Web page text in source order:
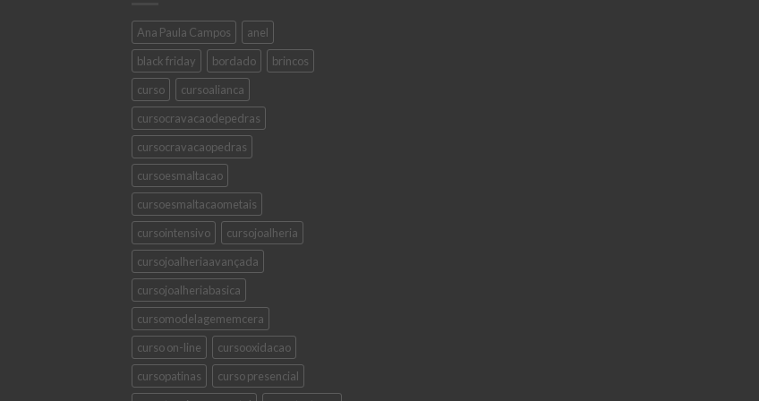
Ana Paula Campos
anel
black friday
bordado
brincos
curso
cursoalianca
cursocravacaodepedras
cursocravacaopedras
cursoesmaltacao
cursoesmaltacaometais
cursointensivo
cursojoalheria
cursojoalheriaavançada
cursojoalheriabasica
cursomodelagememcera
curso on-line
cursooxidacao
cursopatinas
curso presencial